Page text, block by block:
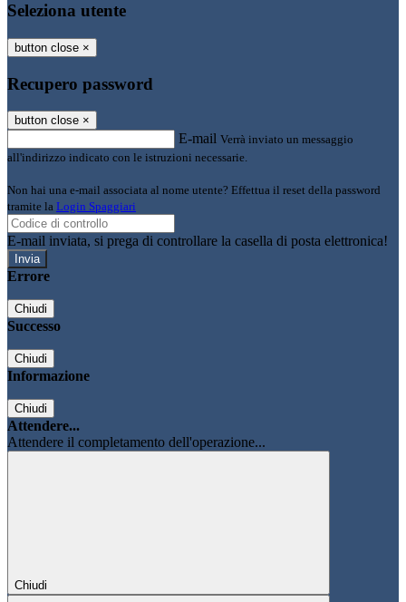
Seleziona utente
button close ×
Recupero password
button close ×
E-mail Verrà inviato un messaggio
all'indirizzo indicato con le istruzioni necessarie.
Non hai una e-mail associata al nome utente? Effettua il reset della password
tramite la Login Spaggiari
E-mail inviata, si prega di controllare la casella di posta elettronica!
Errore
Chiudi
Successo
Chiudi
Informazione
Chiudi
Attendere...
Attendere il completamento dell'operazione...
Chiudi